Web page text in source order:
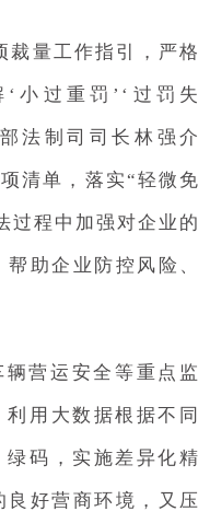
裁量工作指引，严格
小过重罚’‘过罚失
法制司司长林强介
清单，落实“轻微免
过程中加强对企业的
助企业防控风险、
营运安全等重点监
用大数据根据不同
码，实施差异化精
好营商环境，又压